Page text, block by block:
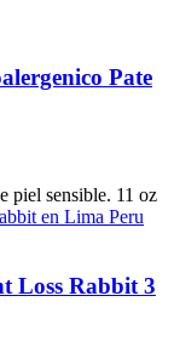
Pate
piel sensible. 11 oz
Loss Rabbit 3